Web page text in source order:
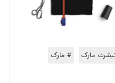
مارک # مارک